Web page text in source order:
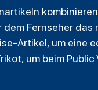
Fernseher
Artikel, um eine
um beim